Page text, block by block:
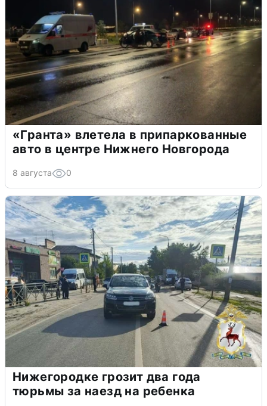
«Гранта» влетела в припаркованные
авто в центре Нижнего Новгорода
8 августа 0
Нижегородке грозит два года
тюрьмы за наезд на ребенка